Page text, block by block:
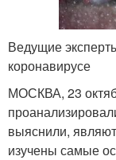
Ведущие
коронавирусе
МОСКВА, 23
выяснили,
изучены самые